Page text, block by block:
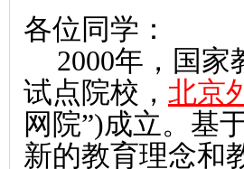
各位同学：
2000年，国
试点院校， 北京
网院”)成立。基
新的教育理念和